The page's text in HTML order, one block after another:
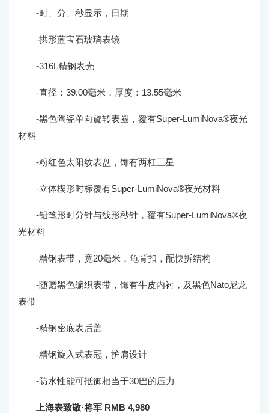
-时、分、秒显示，日期
-拱形蓝宝石玻璃表镜
-316L精钢表壳
-直径：39.00毫米，厚度：13.55毫米
-黑色陶瓷单向旋转表圈，覆有Super-LumiNova®夜光
材料
-粉红色太阳纹表盘，饰有两杠三星
-立体楔形时标覆有Super-LumiNova®夜光材料
-铅笔形时分针与线形秒针，覆有Super-LumiNova®夜
光材料
-精钢表带，宽20毫米，龟背扣，配快拆结构
-随赠黑色编织表带，饰有牛皮内衬，及黑色Nato尼龙
表带
-精钢密底表后盖
-精钢旋入式表冠，护肩设计
-防水性能可抵御相当于30巴的压力
上海表致敬·将军 RMB 4,980